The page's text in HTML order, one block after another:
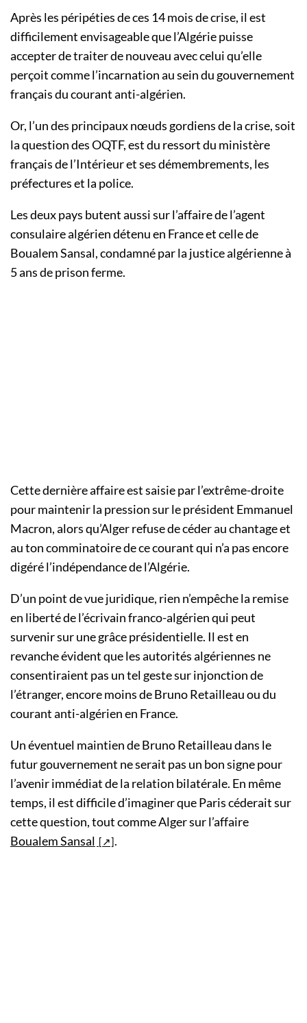
Après les péripéties de ces 14 mois de crise, il est
difficilement envisageable que l’Algérie puisse
accepter de traiter de nouveau avec celui qu’elle
perçoit comme l’incarnation au sein du gouvernement
français du courant anti-algérien.
Or, l’un des principaux nœuds gordiens de la crise, soit
la question des OQTF, est du ressort du ministère
français de l’Intérieur et ses démembrements, les
préfectures et la police.
Les deux pays butent aussi sur l’affaire de l’agent
consulaire algérien détenu en France et celle de
Boualem Sansal, condamné par la justice algérienne à
5 ans de prison ferme.
Cette dernière affaire est saisie par l’extrême-droite
pour maintenir la pression sur le président Emmanuel
Macron, alors qu’Alger refuse de céder au chantage et
au ton comminatoire de ce courant qui n’a pas encore
digéré l’indépendance de l’Algérie.
D’un point de vue juridique, rien n’empêche la remise
en liberté de l’écrivain franco-algérien qui peut
survenir sur une grâce présidentielle. Il est en
revanche évident que les autorités algériennes ne
consentiraient pas un tel geste sur injonction de
l’étranger, encore moins de Bruno Retailleau ou du
courant anti-algérien en France.
Un éventuel maintien de Bruno Retailleau dans le
futur gouvernement ne serait pas un bon signe pour
l’avenir immédiat de la relation bilatérale. En même
temps, il est difficile d’imaginer que Paris céderait sur
cette question, tout comme Alger sur l’affaire
Boualem Sansal
.